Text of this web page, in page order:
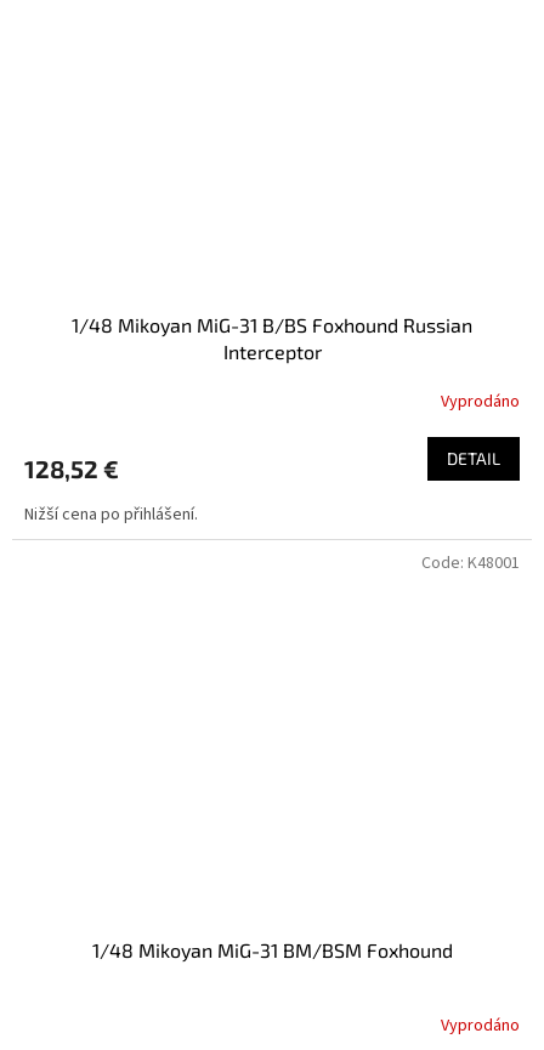
1/48 Mikoyan MiG-31 B/BS Foxhound Russian
Interceptor
Vyprodáno
128,52 € DETAIL
Nižší cena po přihlášení.
1/48 Mikoyan MiG-31 BM/BSM Foxhound
Vyprodáno
Code: K48001